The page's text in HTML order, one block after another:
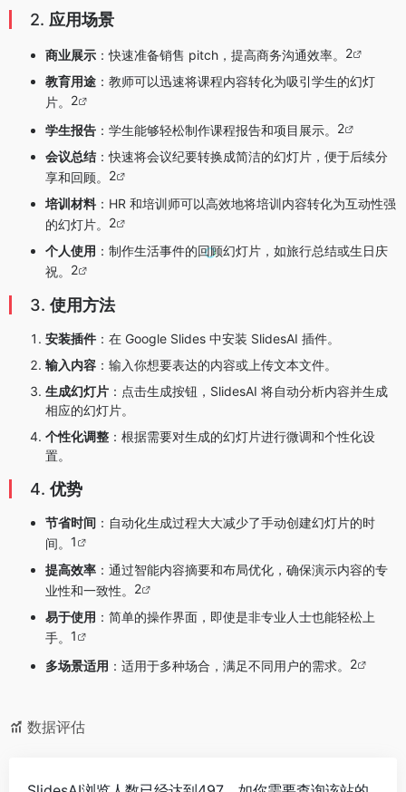
2. 应用场景
商业展示 ：快速准备销售 pitch，提高商务沟通效率。 2
教育用途 ：教师可以迅速将课程内容转化为吸引学生的幻灯
片。 2
学生报告 ：学生能够轻松制作课程报告和项目展示。 2
会议总结 ：快速将会议纪要转换成简洁的幻灯片，便于后续分
享和回顾。 2
培训材料：HR 和培训师可以高效地将培训内容转化为互动性强
的幻灯片。 2
个人使用 ：制作生活事件的回顾幻灯片，如旅行总结或生日庆
祝。 2
3. 使用方法
安装插件 ：在 Google Slides 中安装 SlidesAI 插件。
输入内容 ：输入你想要表达的内容或上传文本文件。
生成幻灯片 ：点击生成按钮，SlidesAI 将自动分析内容并生成
相应的幻灯片。
个性化调整 ：根据需要对生成的幻灯片进行微调和个性化设
置。
4. 优势
节省时间 ：自动化生成过程大大减少了手动创建幻灯片的时
间。 1
提高效率 ：通过智能内容摘要和布局优化，确保演示内容的专
业性和一致性。 2
易于使用 ：简单的操作界面，即使是非专业人士也能轻松上
手。 1
多场景适用 ：适用于多种场合，满足不同用户的需求。 2
数据评估